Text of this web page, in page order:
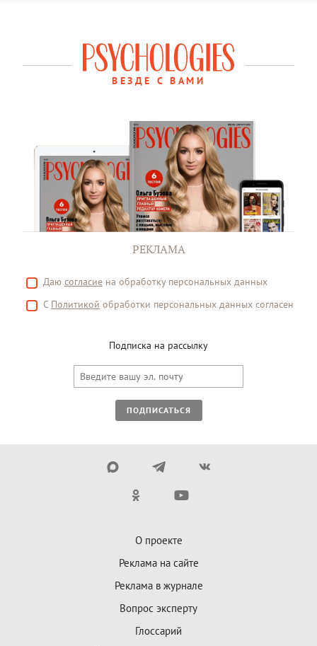
ВЕЗДЕ С ВАМИ
РЕКЛАМА
Даю согласие на обработку персональных данных
С Политикой обработки персональных данных согласен
Подписка на рассылку
ПОДПИСАТЬСЯ
О проекте
Реклама на сайте
Реклама в журнале
Вопрос эксперту
Глоссарий